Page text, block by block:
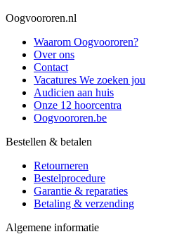
Oogvoororen.nl
Waarom Oogvoororen?
Over ons
Contact
Vacatures We zoeken jou
Audicien aan huis
Onze 12 hoorcentra
Oogvoororen.be
Bestellen & betalen
Retourneren
Bestelprocedure
Garantie & reparaties
Betaling & verzending
Algemene informatie